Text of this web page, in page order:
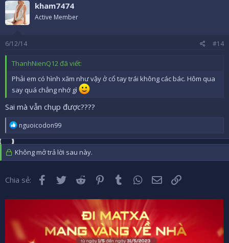
kham7474
Active Member
6/12/14 #14
ThanhNienQ12 đã viết:
Phải em có hình xăm như vậy ở cổ tay trái không các bác. Hôm qua
say quá chẳng nhớ gì
Sai mà vẫn chụp được????
R
e
a
c
t
n
:
nguoicodon99
Không mở trả lời sau này.
Chia sẻ: Facebook
Twitter Reddit Pinterest
Tumblr WhatsApp
Email